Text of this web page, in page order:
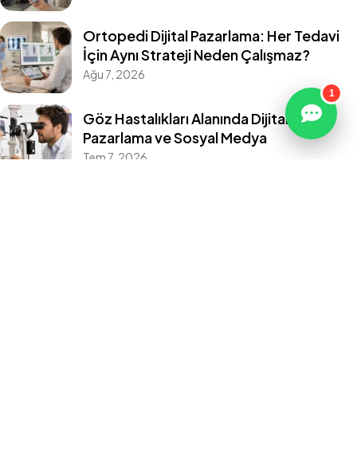
Ortopedi Dijital Pazarlama: Her Tedavi
İçin Aynı Strateji Neden Çalışmaz?
Ağu 7, 2026
Göz Hastalıkları Alanında Dijital
Pazarlama ve Sosyal Medya
Tem 7, 2026
Antalya Dental Turizm Ajansı
Diş Hekimi Seo Ajansı
Antalya Sosyal Medya Ajansı
Antalya Reklam Ajansları
Sağlık Turizmi Reklam Ajansı
1